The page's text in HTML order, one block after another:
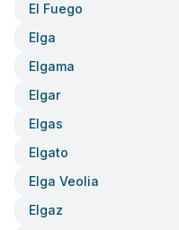
El Fuego
Elga
Elgama
Elgar
Elgas
Elgato
Elga Veolia
Elgaz